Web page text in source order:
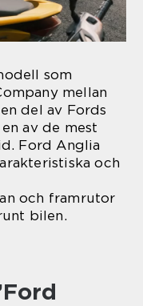
som
mellan
del av Fords
av de mest
Ford Anglia
och
och framrutor
bilen.